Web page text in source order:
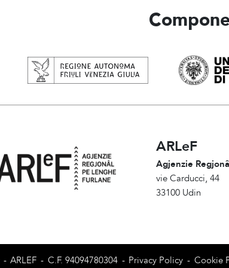
ARLeF
Agjenzie
vie Carducci, 44
33100 Udin
- ARLEF - C.F. 94094780304 - Privacy Policy - Cookie